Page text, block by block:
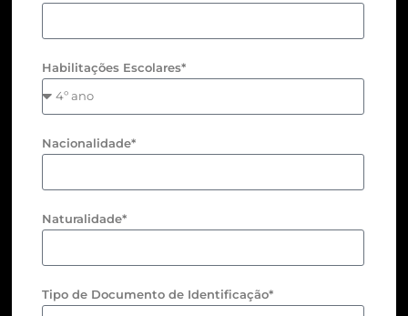
Habilitações Escolares*
Nacionalidade*
Naturalidade*
Tipo de Documento de Identificação*